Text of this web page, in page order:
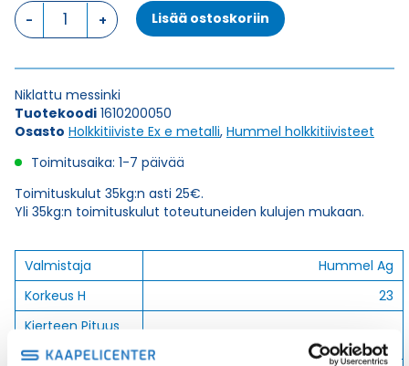
HSK-
M-
M20X1,5
määrä
Lisää ostoskoriin
Niklattu messinki
Tuotekoodi 1610200050
Osasto Holkkitiiviste Ex e metalli, Hummel holkkitiivisteet
Toimitusaika: 1-7 päivää
Toimituskulut 35kg:n asti 25€.
Yli 35kg:n toimituskulut toteutuneiden kulujen mukaan.
Valmistaja
Hummel Ag
Korkeus H
23
Kierteen Pituus